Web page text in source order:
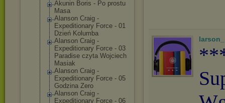
Akunin Boris - Po prostu
Masa
Alanson Craig -
Expeditionary Force - 01
Dzień Kolumba
Alanson Craig -
Expeditionary Force - 03
Paradise czyta Wojciech
Masiak
Alanson Craig -
Expeditionary Force - 05
Godzina Zero
Alanson Craig -
Expeditionary Force - 06